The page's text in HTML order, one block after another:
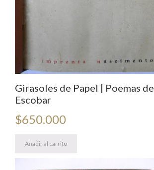
Girasoles de Papel | Poemas
Escobar
$650.000
Añadir al carrito